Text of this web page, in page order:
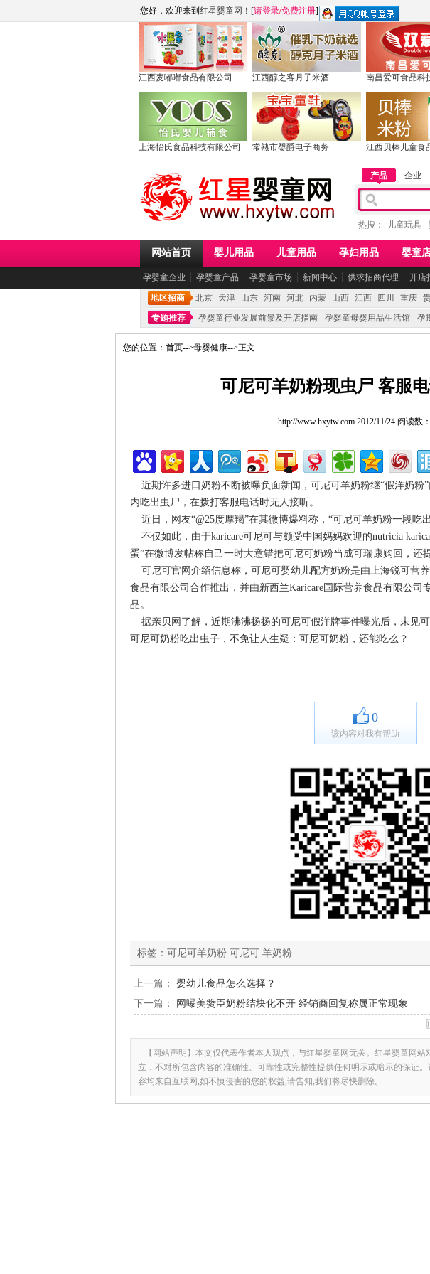
您好，欢迎来到 红星婴童网 ！[请登录/免费注册]
江西麦嘟嘟食品有限公司 江西醇之客月子米酒 南昌爱可食品科
上海怡氏食品科技有限公司 常熟市婴爵电子商务 江西贝棒儿童食
产品 企业
热搜： 儿童玩具
网站首页 婴儿用品 儿童用品 孕妇用品 婴童
孕婴童企业 ┆ 孕婴童产品 ┆ 孕婴童市场 ┆ 新闻中心 ┆ 供求招商代理 ┆ 开店
地区招商 北京 天津 山东 河南 河北 内蒙 山西 江西 四川 重庆
专题推荐
孕婴童行业发展前景及开店指南 孕婴童母婴用品生活馆 孕
您的位置： 首页-->母婴健康-->正文
可尼可羊奶粉现虫尸 客服
http://www.hxytw.com 2012/11/24 阅读数
近期许多进口奶粉不断被曝负面新闻，可尼可羊奶粉继“假洋奶粉
内吃出虫尸，在拨打客服电话时无人接听。
近日，网友“@25度摩羯”在其微博爆料称，“可尼可羊奶粉一段吃
不仅如此，由于karicare可尼可与颇受中国妈妈欢迎的nutricia
蛋”在微博发帖称自己一时大意错把可尼可奶粉当成可瑞康购回，还
可尼可官网介绍信息称，可尼可婴幼儿配方奶粉是由上海锐可营
食品有限公司合作推出，并由新西兰Karicare国际营养食品有限公司
品。
据亲贝网了解，近期沸沸扬扬的可尼可假洋牌事件曝光后，未见
可尼可奶粉吃出虫子，不免让人生疑：可尼可奶粉，还能吃么？
0
该内容对我有帮助
标签： 可尼可羊奶粉 可尼可 羊奶粉
上一篇： 婴幼儿食品怎么选择？
下一篇：
网曝美赞臣奶粉结块化不开 经销商回复称属正常现象
〖
【网站声明】本文仅代表作者本人观点，与红星婴童网无关。红星婴童网站
立，不对所包含内容的准确性、可靠性或完整性提供任何明示或暗示的保证
容均来自互联网,如不慎侵害的您的权益,请告知,我们将尽快删除。